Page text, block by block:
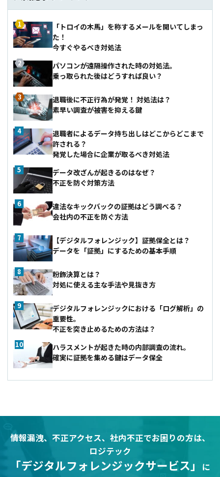
「トロイの木馬」を称するメールを開いてしまっ
た！
今すぐやるべき対処法
パソコンが遠隔操作された時の対処法。
乗っ取られた後はどうすれば良い？
退職後に不正行為が発覚！ 対処法は？
素早い調査が被害を抑える鍵
退職者によるデータ持ち出しはどこからどこまで
許される？
発覚した場合に企業が取るべき対処法
データ改ざんが起きるのはなぜ？
不正を防ぐ対策方法
違法なキックバックの証拠はどう調べる？
会社内の不正を防ぐ方法
【デジタルフォレンジック】証拠保全とは？
データを「証拠」にするための基本手順
粉飾決算とは？
対処に使える主な手法や見抜き方
デジタルフォレンジックにおける「ログ解析」の
重要性。
不正を突き止めるための方法は？
ハラスメントが起きた時の内部調査の流れ。
確実に証拠を集める鍵はデータ保全
情報漏洩、不正アクセス、社内不正でお困りの方は、
ロジテック
「デジタルフォレンジックサービス」 に